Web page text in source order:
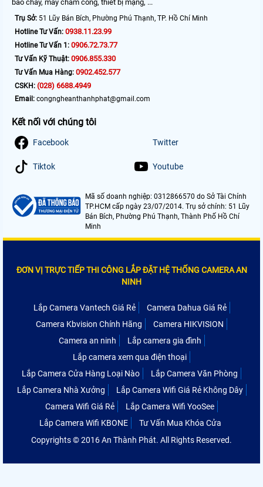
báo cháy, máy chấm công, thiết bị mạng, ...
Trụ Sở: 51 Lũy Bán Bích, Phường Phú Thạnh, TP. Hồ Chí Minh
Hotline Tư Vấn: 0938.11.23.99
Hotline Tư Vấn 1: 0906.72.73.77
Tư Vấn Kỹ Thuật: 0906.855.330
Tư Vấn Mua Hàng: 0902.452.577
CSKH: (028) 6688.4949
Email: congngheanthanhphat@gmail.com
Kết nối với chúng tôi
Facebook Twitter
Tiktok Youtube
Mã số doanh nghiệp: 0312866570 do Sở Tài Chính
TP.HCM cấp ngày 23/07/2014. Trụ sở chính: 51 Lũy
Bán Bích, Phường Phú Thạnh, Thành Phố Hồ Chí
Minh
ĐƠN VỊ TRỰC TIẾP THI CÔNG LẮP ĐẶT HỆ THỐNG CAMERA AN
NINH
Lắp Camera Vantech Giá Rẻ
Camera Dahua Giá Rẻ
Camera Kbvision Chính Hãng
Camera HIKVISION
Camera an ninh
Lắp camera gia đình
Lắp camera xem qua điện thoại
Lắp Camera Cửa Hàng Loại Nào
Lắp Camera Văn Phòng
Lắp Camera Nhà Xưởng
Lắp Camera Wifi Giá Rẻ Không Dây
Camera Wifi Giá Rẻ
Lắp Camera Wifi YooSee
Lắp Camera Wifi KBONE
Tư Vấn Mua Khóa Cửa
Copyrights © 2016 An Thành Phát. All Rights Reserved.